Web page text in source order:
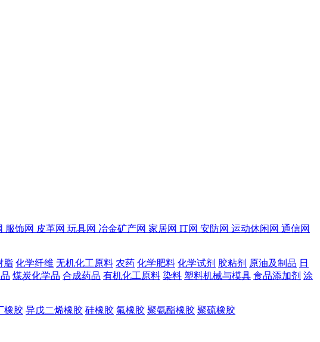
服饰网 皮革网 玩具网 冶金矿产网 家居网 IT网 安防网 运动休闲网 通信网
脂 化学纤维 无机化工原料 农药 化学肥料 化学试剂 胶粘剂 原油及制品 日
煤炭化学品 合成药品 有机化工原料 染料 塑料机械与模具 食品添加剂 涂
橡胶 异戊二烯橡胶 硅橡胶 氟橡胶 聚氨酯橡胶 聚硫橡胶